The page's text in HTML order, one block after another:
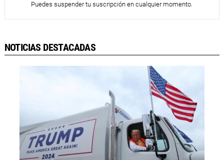
Puedes suspender tu suscripción en cualquier momento.
NOTICIAS DESTACADAS